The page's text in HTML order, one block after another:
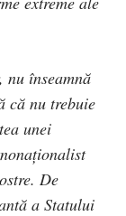
înseamnă
că nu trebuie
unei
De
a Statului